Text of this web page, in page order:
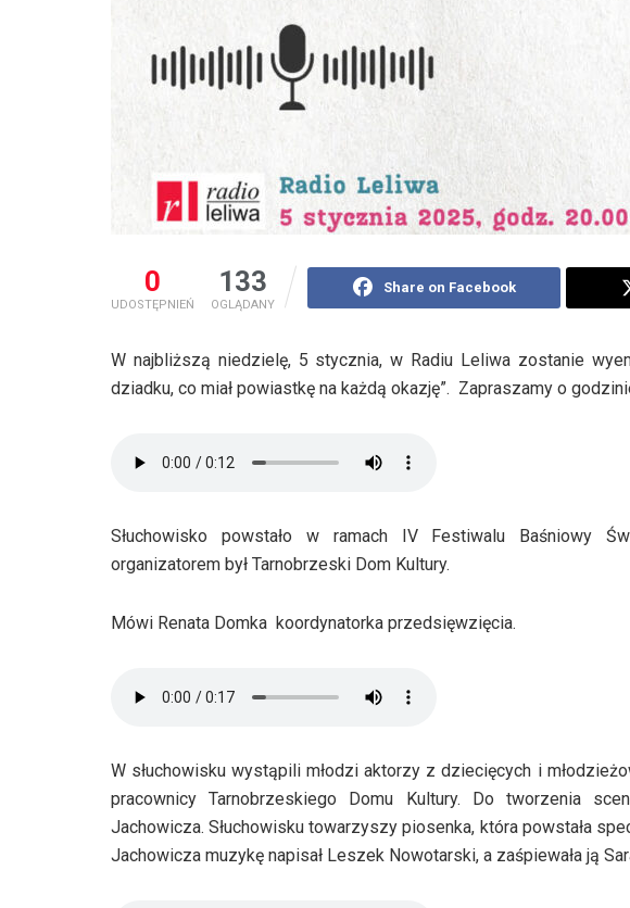
0
UDOSTĘPNIEŃ
133
OGLĄDANY
Share on Facebook
W najbliższą niedzielę, 5 stycznia, w Radiu Leliwa zostanie
dziadku, co miał powiastkę na każdą okazję”. Zapraszamy o
Słuchowisko powstało w ramach IV Festiwalu Baśniowy
organizatorem był Tarnobrzeski Dom Kultury.
Mówi Renata Domka koordynatorka przedsięwzięcia.
W słuchowisku wystąpili młodzi aktorzy z dziecięcych i
pracownicy Tarnobrzeskiego Domu Kultury. Do tworzenia
Jachowicza. Słuchowisku towarzyszy piosenka, która powstała
Jachowicza muzykę napisał Leszek Nowotarski, a zaśpiewała ją